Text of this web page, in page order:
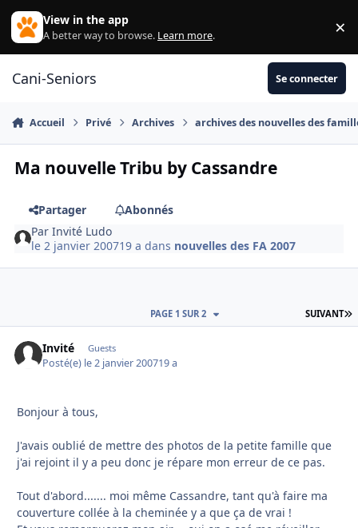
Aller au contenu
View in the app
A better way to browse. Learn more. ×
Cani-Seniors Se connecter
Accueil Privé Archives archives des nouvelles des
Ma nouvelle Tribu by Cassandre
Partager
Abonnés
ParInvité Ludo
le 2 janvier 200719 a dans nouvelles des FA 2007
SUIVANT
PAGE 1 SUR 2
Invité Guests
Posté(e) le 2 janvier 200719 a
Bonjour à tous,
J'avais oublié de mettre des photos de la petite famille que
j'ai rejoint il y a peu donc je répare mon erreur de ce pas.
Tout d'abord....... moi même Cassandre, tant qu'à faire ma
couverture collée à la cheminée y a que ça de vrai !